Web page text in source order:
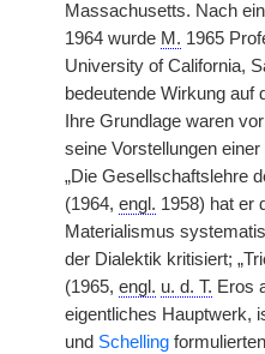
Massachusetts. Nach
1964 wurde M. 1965
University of California,
bedeutende Wirkung auf
Ihre Grundlage waren
seine Vorstellungen
„Die Gesellschaftslehre
(1964, engl. 1958) hat er
Materialismus
der Dialektik kritisiert;
(1965, engl. u. d. T. Eros
eigentliches Hauptwerk,
und Schelling